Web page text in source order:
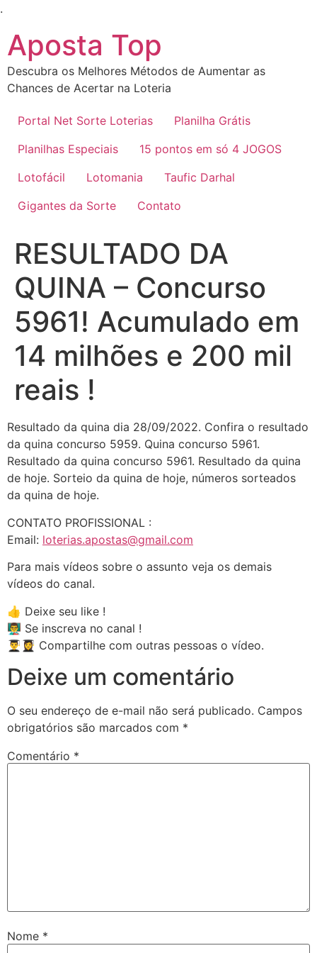
.
conteúdo
Aposta Top
Descubra os Melhores Métodos de Aumentar as
Chances de Acertar na Loteria
Portal Net Sorte Loterias
Planilha Grátis
Planilhas Especiais
15 pontos em só 4 JOGOS
Lotofácil
Lotomania
Taufic Darhal
Gigantes da Sorte
Contato
RESULTADO DA
QUINA – Concurso
5961! Acumulado em
14 milhões e 200 mil
reais !
Resultado da quina dia 28/09/2022. Confira o resultado
da quina concurso 5959. Quina concurso 5961.
Resultado da quina concurso 5961. Resultado da quina
de hoje. Sorteio da quina de hoje, números sorteados
da quina de hoje.
CONTATO PROFISSIONAL :
Email: loterias.apostas@gmail.com
Para mais vídeos sobre o assunto veja os demais
vídeos do canal.
👍 Deixe seu like !
👨‍🏫 Se inscreva no canal !
👨‍🎓👩‍🎓 Compartilhe com outras pessoas o vídeo.
Deixe um comentário
O seu endereço de e-mail não será publicado. Campos
obrigatórios são marcados com *
Comentário *
Nome *